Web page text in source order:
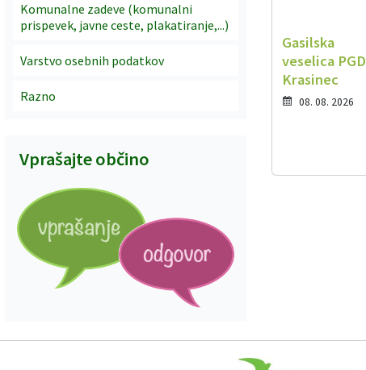
Gasilska
veselica PGD
Krasinec
08. 08. 2026
Komunalne zadeve (komunalni
prispevek, javne ceste, plakatiranje,...)
Varstvo osebnih podatkov
Razno
Vprašajte občino